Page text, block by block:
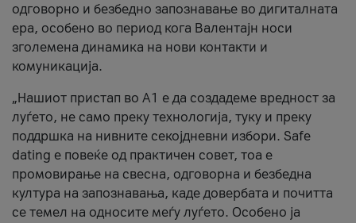
одговорно и безбедно запознавање во дигиталната
ера, особено во период кога Валентајн носи
зголемена динамика на нови контакти и
комуникација.
„Нашиот пристап во А1 е да создадеме вредност за
луѓето, не само преку технологија, туку и преку
поддршка на нивните секојдневни избори. Safe
dating е повеќе од практичен совет, тоа е
промовирање на свесна, одговорна и безбедна
култура на запознавања, каде довербата и почитта
се темел на односите меѓу луѓето. Особено ја